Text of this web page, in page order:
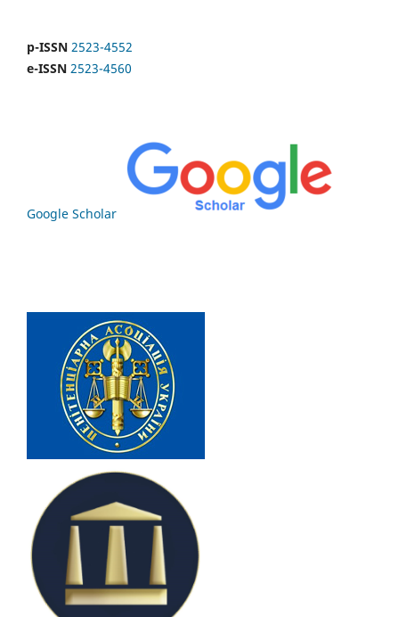
p-ISSN 2523-4552
e-ISSN 2523-4560
Google Scholar